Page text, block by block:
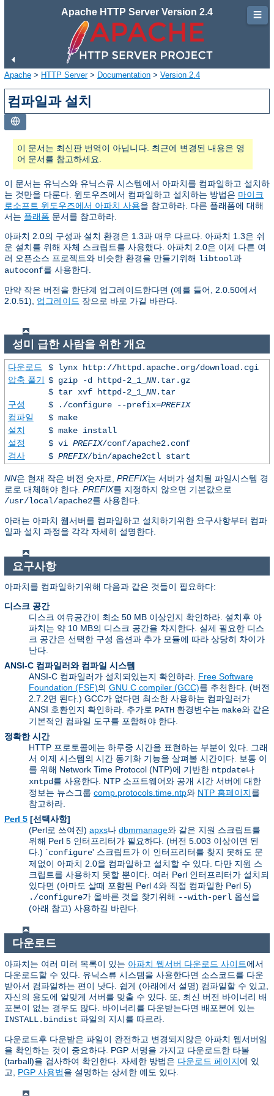
Apache HTTP Server Version 2.4
Apache > HTTP Server> Documentation > Version 2.4
컴파일과 설치
이 문서는 최신판 번역이 아닙니다. 최근에 변경된 내용은 영
어 문서를 참고하세요.
이 문서는 유닉스와 유닉스류 시스템에서 아파치를 컴파일하고 설치하
는 것만을 다룬다. 윈도우즈에서 컴파일하고 설치하는 방법은 마이크
로소프트 윈도우즈에서 아파치 사용을 참고하라. 다른 플래폼에 대해
서는 플래폼 문서를 참고하라.
아파치 2.0의 구성과 설치 환경은 1.3과 매우 다르다. 아파치 1.3은 쉬
운 설치를 위해 자체 스크립트를 사용했다. 아파치 2.0은 이제 다른 여
러 오픈소스 프로젝트와 비슷한 환경을 만들기위해 libtool과
autoconf를 사용한다.
만약 작은 버전을 한단계 업그레이드한다면 (예를 들어, 2.0.50에서
2.0.51), 업그레이드 장으로 바로 가길 바란다.
성미 급한 사람을 위한 개요
다운로드
$ lynx http://httpd.apache.org/download.cgi
압축 풀기 $ gzip -d httpd-2_1_ NN.tar.gz
$ tar xvf httpd-2_1_ NN.tar
구성
$ ./configure --prefix=PREFIX
컴파일
$ make
설치
$ make install
설정
$ vi PREFIX/conf/apache2.conf
검사
$ PREFIX/bin/apache2ctl start
NN은 현재 작은 버전 숫자로, PREFIX는 서버가 설치될 파일시스템 경
로로 대체해야 한다. PREFIX를 지정하지 않으면 기본값으로
/usr/local/apache2를 사용한다.
아래는 아파치 웹서버를 컴파일하고 설치하기위한 요구사항부터 컴파
일과 설치 과정을 각각 자세히 설명한다.
요구사항
아파치를 컴파일하기위해 다음과 같은 것들이 필요하다:
디스크 공간
디스크 여유공간이 최소 50 MB 이상인지 확인하라. 설치후 아
파치는 약 10 MB의 디스크 공간을 차지한다. 실제 필요한 디스
크 공간은 선택한 구성 옵션과 추가 모듈에 따라 상당히 차이가
난다.
ANSI-C 컴파일러와 컴파일 시스템
ANSI-C 컴파일러가 설치되있는지 확인하라. Free Software
Foundation (FSF)의 GNU C compiler (GCC)를 추천한다. (버전
2.7.2면 된다.) GCC가 없다면 최소한 사용하는 컴파일러가
ANSI 호환인지 확인하라. 추가로 PATH 환경변수는 make와 같은
기본적인 컴파일 도구를 포함해야 한다.
정확한 시간
HTTP 프로토콜에는 하루중 시간을 표현하는 부분이 있다. 그래
서 이제 시스템의 시간 동기화 기능을 살펴볼 시간이다. 보통 이
를 위해 Network Time Protocol (NTP)에 기반한 ntpdate나
xntpd를 사용한다. NTP 소프트웨어와 공개 시간 서버에 대한
정보는 뉴스그룹 comp.protocols.time.ntp와 NTP 홈페이지를
참고하라.
Perl 5 [선택사항]
(Perl로 쓰여진) apxs나 dbmmanage와 같은 지원 스크립트를
위해 Perl 5 인터프리터가 필요하다. (버전 5.003 이상이면 된
다.) `configure' 스크립트가 이 인터프리터를 찾지 못해도 문
제없이 아파치 2.0을 컴파일하고 설치할 수 있다. 다만 지원 스
크립트를 사용하지 못할 뿐이다. 여러 Perl 인터프리터가 설치되
있다면 (아마도 살때 포함된 Perl 4와 직접 컴파일한 Perl 5)
./configure가 올바른 것을 찾기위해 --with-perl 옵션을
(아래 참고) 사용하길 바란다.
다운로드
아파치는 여러 미러 목록이 있는 아파치 웹서버 다운로드 사이트에서
다운로드할 수 있다. 유닉스류 시스템을 사용한다면 소스코드를 다운
받아서 컴파일하는 편이 낫다. 쉽게 (아래에서 설명) 컴파일할 수 있고,
자신의 용도에 알맞게 서버를 맞출 수 있다. 또, 최신 버전 바이너리 배
포본이 없는 경우도 많다. 바이너리를 다운받는다면 배포본에 있는
INSTALL.bindist 파일의 지시를 따르라.
다운로드후 다운받은 파일이 완전하고 변경되지않은 아파치 웹서버임
을 확인하는 것이 중요하다. PGP 서명을 가지고 다운로드한 타볼
(tarball)을 검사하여 확인한다. 자세한 방법은 다운로드 페이지에 있
고, PGP 사용법을 설명하는 상세한 예도 있다.
☰